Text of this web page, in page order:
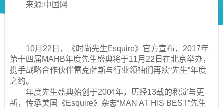
来源:中国网
10月22日，《时尚先生Esquire》官方宣布，2017年
第十四届MAHB年度先生盛典将于11月22日在北京举办，
携手战略合作伙伴雷克萨斯与行业领袖们再续“先生”年度
之约。
年度先生盛典始创于2004年，历经13载的积淀与更
新，传承美国《Esquire》杂志“MAN AT HIS BEST”先生